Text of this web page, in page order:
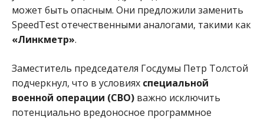
может быть опасным. Они предложили заменить
SpeedTest отечественными аналогами, такими как
«Линкметр».
Заместитель председателя Госдумы Петр Толстой
подчеркнул, что в условиях специальной
военной операции (СВО) важно исключить
потенциально вредоносное программное